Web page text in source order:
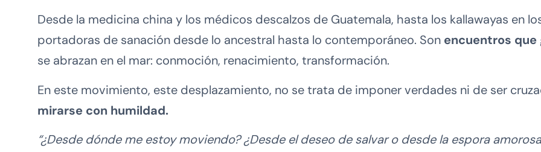
Desde la medicina china y los médicos descalzos de Guatemala, hasta los kallawayas en
portadoras de sanación desde lo ancestral hasta lo contemporáneo. Son encuentros que
se abrazan en el mar: conmoción, renacimiento, transformación.
En este movimiento, este desplazamiento, no se trata de imponer verdades ni de ser
mirarse con humildad.
“¿Desde dónde me estoy moviendo? ¿Desde el deseo de salvar o desde la espora